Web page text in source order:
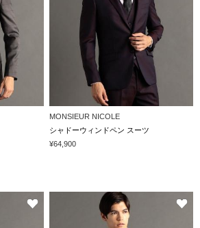
MONSIEUR NICOLE
シャドーウィンドペン スーツ
¥64,900